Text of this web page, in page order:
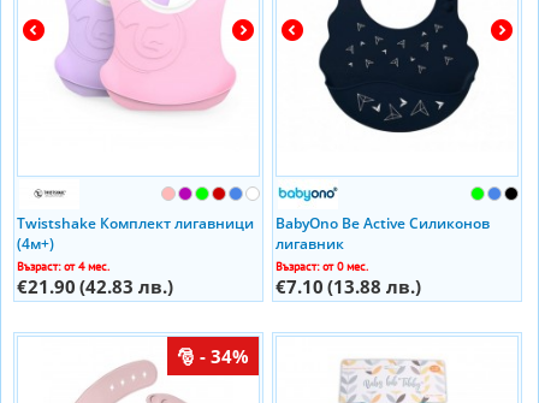
Twistshake Комплект лигавници
(4м+)
Възраст: от 4 мес.
€21.90 (42.83 лв.)
BabyOno Be Active Силиконов
лигавник
Възраст: от 0 мес.
€7.10 (13.88 лв.)
- 34%